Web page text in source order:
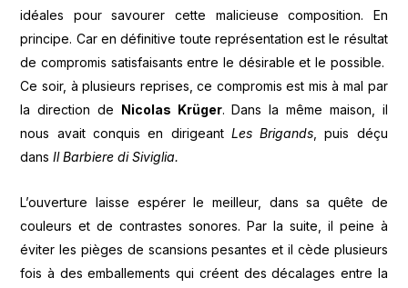
idéales pour savourer cette malicieuse composition. En
principe. Car en définitive toute représentation est le résultat
de compromis satisfaisants entre le désirable et le possible.
Ce soir, à plusieurs reprises, ce compromis est mis à mal par
la direction de Nicolas Krüger. Dans la même maison, il
nous avait conquis en dirigeant Les Brigands , puis déçu
dansIl Barbiere di Siviglia.
L’ouverture laisse espérer le meilleur, dans sa quête de
couleurs et de contrastes sonores. Par la suite, il peine à
éviter les pièges de scansions pesantes et il cède plusieurs
fois à des emballements qui créent des décalages entre la